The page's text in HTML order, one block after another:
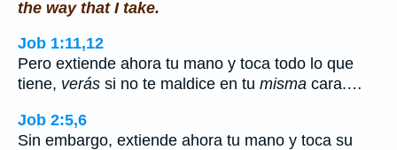
the way that I take.
Job 1:11,12
Pero extiende ahora tu mano y toca todo lo que
tiene, verás si no te maldice en tu misma cara.…
Job 2:5,6
Sin embargo, extiende ahora tu mano y toca su